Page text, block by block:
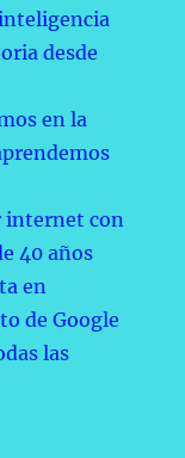
desde
en la
internet con
40 años
en
de Google
las